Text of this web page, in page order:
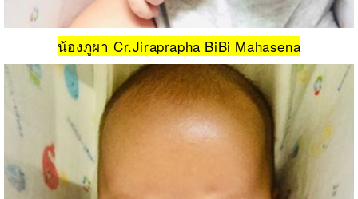
น้องภูผา Cr.Jiraprapha BiBi Mahasena